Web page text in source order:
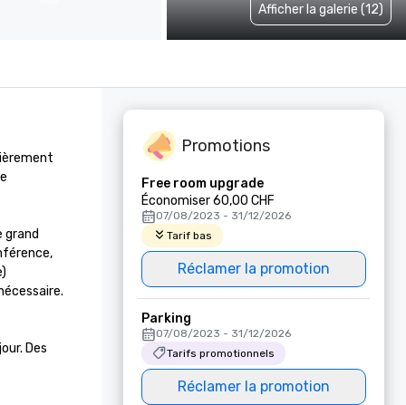
Afficher la galerie (12)
grand
Des
Promotions
Free room upgrade
Économiser 60,00 CHF
07/08/2023 - 31/12/2026
Tarif bas
Réclamer la promotion
Parking
07/08/2023 - 31/12/2026
Tarifs promotionnels
Réclamer la promotion